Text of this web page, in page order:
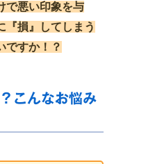
で悪い印象を与
『損』してしまう
ですか！？
こんなお悩み